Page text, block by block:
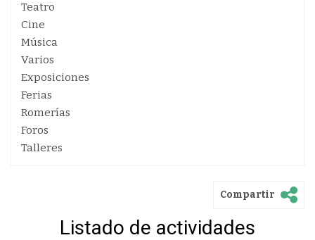
Teatro
Cine
Música
Varios
Exposiciones
Ferias
Romerías
Foros
Talleres
Compartir
Listado de actividades